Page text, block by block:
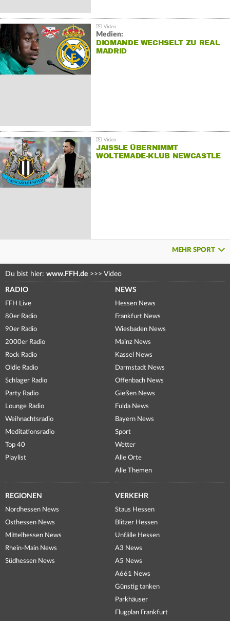
Medien:
DIOMANDE WECHSELT ZU REAL
MADRID
JAISSLE ÜBERNIMMT
WOLTEMADE-KLUB NEWCASTLE
MEHR SPORT
Du bist hier: www.FFH.de >>> Video
RADIO
FFH Live
80er Radio
90er Radio
2000er Radio
Rock Radio
Oldie Radio
Schlager Radio
Party Radio
Lounge Radio
Weihnachtsradio
Meditationsradio
Top 40
Playlist
NEWS
Hessen News
Frankfurt News
Wiesbaden News
Mainz News
Kassel News
Darmstadt News
Offenbach News
Gießen News
Fulda News
Bayern News
Sport
Wetter
Alle Orte
Alle Themen
REGIONEN
Nordhessen News
Osthessen News
Mittelhessen News
Rhein-Main News
Südhessen News
VERKEHR
Staus Hessen
Blitzer Hessen
Unfälle Hessen
A3 News
A5 News
A661 News
Günstig tanken
Parkhäuser
Flugplan Frankfurt